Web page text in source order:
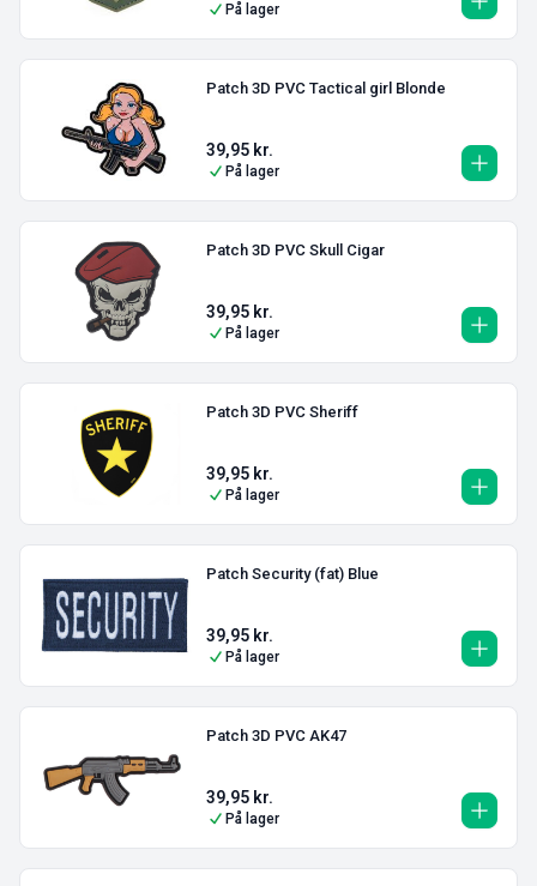
På lager
Patch 3D PVC Tactical girl Blonde
39,95 kr.
På lager
Patch 3D PVC Skull Cigar
39,95 kr.
På lager
Patch 3D PVC Sheriff
39,95 kr.
På lager
Patch Security (fat) Blue
39,95 kr.
På lager
Patch 3D PVC AK47
39,95 kr.
På lager